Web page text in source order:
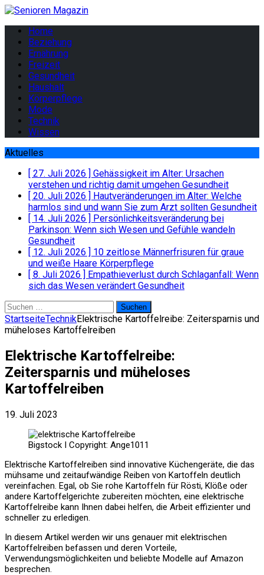
Home
Beziehung
Ernährung
Freizeit
Gesundheit
Haushalt
Körperpflege
Mode
Technik
Wissen
Aktuelles
[ 27. Juli 2026 ] Gehässigkeit im Alter: Ursachen
verstehen und richtig damit umgehen Gesundheit
[ 20. Juli 2026 ] Hautveränderungen im Alter: Welche
harmlos sind und wann Sie zum Arzt sollten Gesundheit
[ 14. Juli 2026 ] Persönlichkeitsveränderung bei
Parkinson: Wenn sich Wesen und Gefühle wandeln
Gesundheit
[ 12. Juli 2026 ] 10 zeitlose Männerfrisuren für graue
und weiße Haare Körperpflege
[ 8. Juli 2026 ] Empathieverlust durch Schlaganfall: Wenn
sich das Wesen verändert Gesundheit
Suchen
nach:
StartseiteTechnikElektrische Kartoffelreibe: Zeitersparnis und
müheloses Kartoffelreiben
Elektrische Kartoffelreibe:
Zeitersparnis und müheloses
Kartoffelreiben
19. Juli 2023
Bigstock I Copyright: Ange1011
Elektrische Kartoffelreiben sind innovative Küchengeräte, die das
mühsame und zeitaufwändige Reiben von Kartoffeln deutlich
vereinfachen. Egal, ob Sie rohe Kartoffeln für Rösti, Klöße oder
andere Kartoffelgerichte zubereiten möchten, eine elektrische
Kartoffelreibe kann Ihnen dabei helfen, die Arbeit effizienter und
schneller zu erledigen.
In diesem Artikel werden wir uns genauer mit elektrischen
Kartoffelreiben befassen und deren Vorteile,
Verwendungsmöglichkeiten und beliebte Modelle auf Amazon
besprechen.